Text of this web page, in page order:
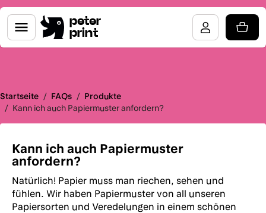
peter
print
Startseite / FAQs / Produkte
/ Kann ich auch Papiermuster anfordern?
Kann ich auch Papiermuster
anfordern?
Natürlich! Papier muss man riechen, sehen und
fühlen. Wir haben Papiermuster von all unseren
Papiersorten und Veredelungen in einem schönen